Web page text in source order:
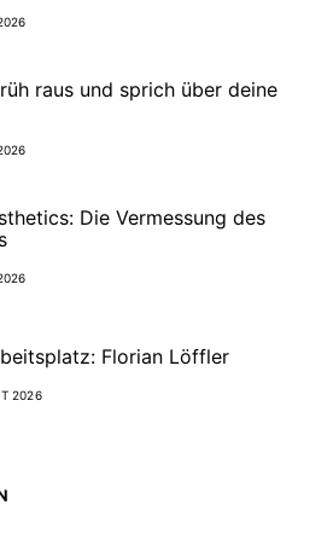
raus und sprich über deine
Die Vermessung des
Florian Löffler
2026